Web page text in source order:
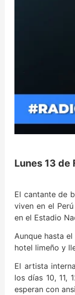
Lunes 13 de
El cantante de
viven en el
en el Estadio
Aunque hasta
hotel limeño y
El artista
los días 10, 11,
esperan con